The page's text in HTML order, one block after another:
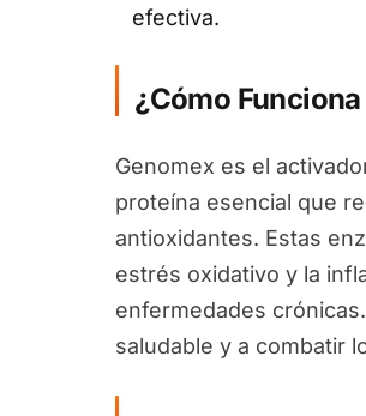
efectiva.
¿Cómo
Genomex es el
proteína esencial que
antioxidantes. Estas
estrés oxidativo y la
enfermedades
saludable y a combatir